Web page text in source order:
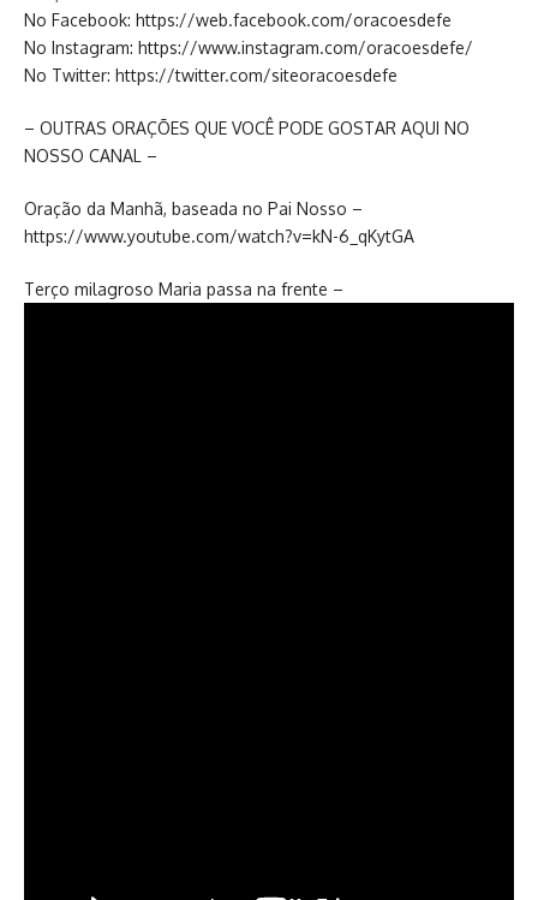
No Facebook: https://web.facebook.com/oracoesdefe
No Instagram: https://www.instagram.com/oracoesdefe/
No Twitter: https://twitter.com/siteoracoesdefe
– OUTRAS ORAÇÕES QUE VOCÊ PODE GOSTAR AQUI NO
NOSSO CANAL –
Oração da Manhã, baseada no Pai Nosso –
https://www.youtube.com/watch?v=kN-6_qKytGA
Terço milagroso Maria passa na frente –